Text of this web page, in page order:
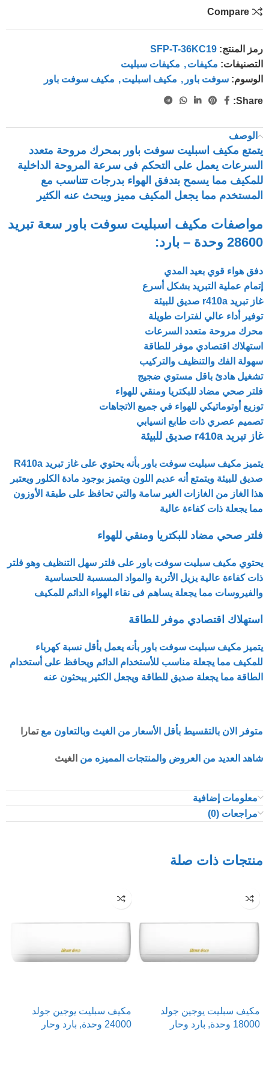
Compare
رمز المنتج: SFP-T-36KC19
التصنيفات: مكيفات, مكيفات سبليت
الوسوم: سوفت باور , مكيف اسبليت, مكيف سوفت باور
Share:
الوصف
يتمتع مكيف اسبليت سوفت باور بمحرك مروحة متعدد
السرعات يعمل على التحكم فى سرعة المروحة الداخلية
للمكيف مما يسمح بتدفق الهواء بدرجات تتناسب مع
المستخدم مما يجعل المكيف مميز ويبحث عنه الكثير
مواصفات مكيف اسبليت سوفت باور سعة تبريد
28600 وحدة – بارد:
دفق هواء قوي بعيد المدي
إتمام عملية التبريد بشكل أسرع
غاز تبريد r410a صديق للبيئة
توفير أداء عالي لفترات طويلة
محرك مروحة متعدد السرعات
استهلاك اقتصادي موفر للطاقة
سهولة الفك والتنظيف والتركيب
تشغيل هادئ باقل مستوي ضجيج
فلتر صحي مضاد للبكتريا ومنقي للهواء
توزيع أوتوماتيكي للهواء في جميع الاتجاهات
تصميم عصري ذات طابع انسيابي
غاز تبريد r410a صديق للبيئة
يتميز مكيف سبليت سوفت باور بأنه يحتوي على غاز تبريد R410a
صديق للبيئة ويتمتع أنه عديم اللون ويتميز بوجود مادة الكلور ويعتبر
هذا الغاز من الغازات الغير سامة والتي تحافظ على طبقة الأوزون
مما يجعلة ذات كفاءة عالية
فلتر صحي مضاد للبكتريا ومنقي للهواء
يحتوي مكيف سبليت سوفت باور على فلتر سهل التنظيف وهو فلتر
ذات كفاءة عالية يزيل الأتربة والمواد المسسبة للحساسية
والفيروسات مما يجعلة يساهم فى نقاء الهواء الدائم للمكيف
استهلاك اقتصادي موفر للطاقة
يتميز مكيف سبليت سوفت باور بأنه يعمل بأقل نسبة كهرباء
للمكيف مما يجعلة مناسب للأستخدام الدائم ويحافظ على أستخدام
الطاقة مما يجعلة صديق للطاقة ويجعل الكثير يبحثون عنه
متوفر الان بالتقسيط بأقل الأسعار من الغيث وبالتعاون معتمارا
شاهد العديد من العروض والمنتجات المميزه من الغيث
معلومات إضافية
مراجعات (0)
منتجات ذات صلة
مكيف سبليت يوجين جولد
18000 وحدة, بارد وحار
مكيف سبليت يوجين جولد
24000 وحدة, بارد وحار